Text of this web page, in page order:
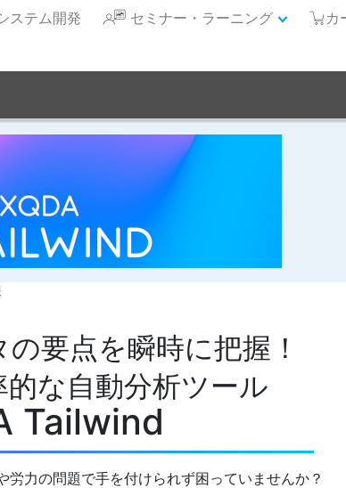
カ
セミナー・ラーニング
ステム開発
要点を瞬時に把握！
な自動分析ツール
Tailwind
力の問題で手を付けられず困っていませんか？